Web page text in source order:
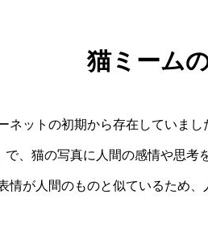
猫ミーム
ネットの初期から存在していま
、猫の写真に人間の感情や思考
情が人間のものと似ているため